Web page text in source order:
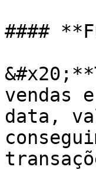
####
vendas
data,